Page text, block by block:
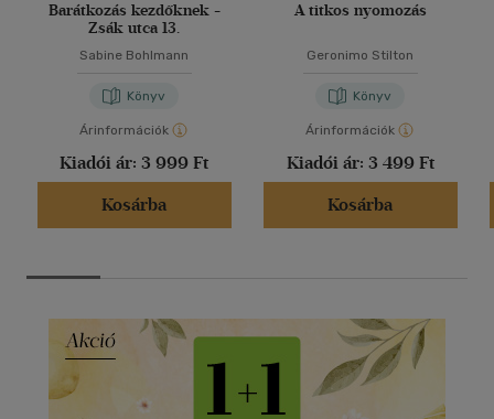
Barátkozás kezdőknek -
Zsák utca 13.
Sabine Bohlmann
Könyv
Árinformációk
Kiadói ár: 3 999 Ft
Kosárba
A titkos nyomozás
Geronimo Stilton
Könyv
Árinformációk
Kiadói ár: 3 499 Ft
Kosárba